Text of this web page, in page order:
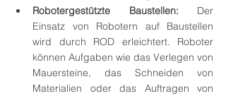
Robotergestützte Baustellen: Der
Einsatz von Robotern auf Baustellen
wird durch ROD erleichtert. Roboter
können Aufgaben wie das Verlegen von
Mauersteine, das Schneiden von
Materialien oder das Auftragen von